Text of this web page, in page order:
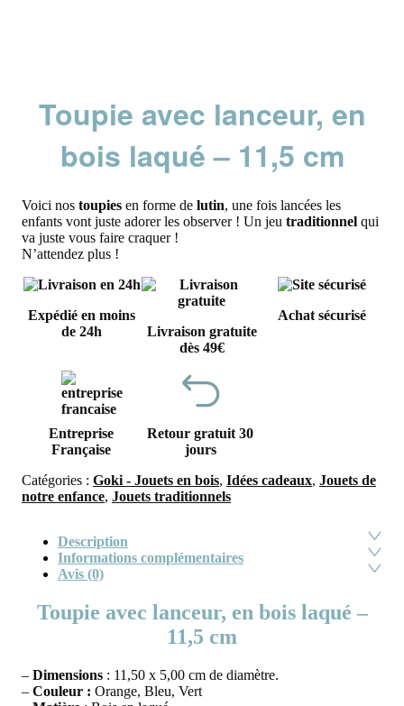
Toupie avec lanceur, en
bois laqué – 11,5 cm
Voici nos toupies en forme de lutin, une fois lancées les
enfants vont juste adorer les observer ! Un jeu traditionnel qui
va juste vous faire craquer !
N’attendez plus !
Expédié en moins
de 24h
Livraison gratuite
dès 49€
Achat sécurisé
Entreprise
Française
Retour gratuit 30
jours
Catégories : Goki - Jouets en bois, Idées cadeaux, Jouets de
notre enfance, Jouets traditionnels
Description
Informations complémentaires
Avis (0)
Toupie avec lanceur, en bois laqué –
11,5 cm
– Dimensions : 11,50 x 5,00 cm de diamètre.
– Couleur : Orange, Bleu, Vert